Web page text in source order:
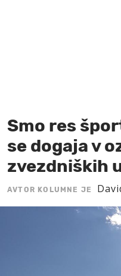
Smo res
se dogaja v
zvezdniških
AVTOR KOLUMNE JE